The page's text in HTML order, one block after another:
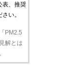
表、推奨
い。
PM2.5
解とは